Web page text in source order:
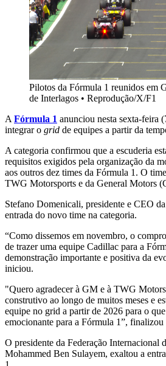
Pilotos da Fórmula 1 reunidos em
de Interlagos • Reprodução/X/F1
A Fórmula 1 anunciou nesta sexta-feira
integrar o grid de equipes a partir da
A categoria confirmou que a escuderia
requisitos exigidos pela organização da
aos outros dez times da Fórmula 1. O
TWG Motorsports e da General Motors
Stefano Domenicali, presidente e CEO
entrada do novo time na categoria.
“Como dissemos em novembro, o
de trazer uma equipe Cadillac para a
demonstração importante e positiva da
iniciou.
"Quero agradecer à GM e à TWG
construtivo ao longo de muitos meses e
equipe no grid a partir de 2026 para o
emocionante para a Fórmula 1”,
O presidente da Federação
Mohammed Ben Sulayem, exaltou a